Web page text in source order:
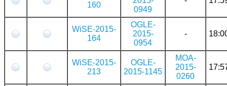
160
0949
WiSE-2015-
164
OGLE-
2015-
0954
-
WiSE-2015-
213
OGLE-
2015-1145
MOA-
2015-
0260